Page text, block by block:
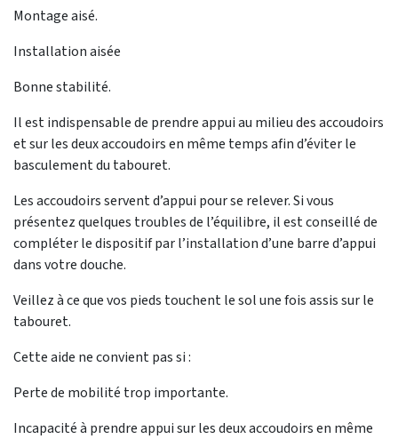
Montage aisé.
Installation aisée
Bonne stabilité.
Il est indispensable de prendre appui au milieu des accoudoirs
et sur les deux accoudoirs en même temps afin d’éviter le
basculement du tabouret.
Les accoudoirs servent d’appui pour se relever. Si vous
présentez quelques troubles de l’équilibre, il est conseillé de
compléter le dispositif par l’installation d’une barre d’appui
dans votre douche.
Veillez à ce que vos pieds touchent le sol une fois assis sur le
tabouret.
Cette aide ne convient pas si :
Perte de mobilité trop importante.
Incapacité à prendre appui sur les deux accoudoirs en même